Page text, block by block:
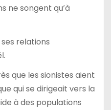
ne songent qu’à
relations
que les sionistes aient
qui se dirigeait vers la
à des populations